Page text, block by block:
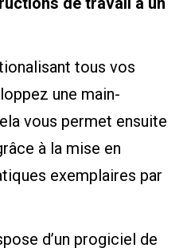
tous vos
une main-
vous permet ensuite
à la mise en
exemplaires par
d’un progiciel de